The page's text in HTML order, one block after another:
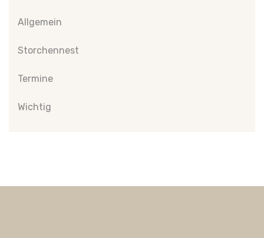
Allgemein
Storchennest
Termine
Wichtig